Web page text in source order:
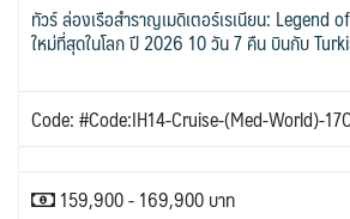
ทัวร์ ล่องเรือสำราญเมดิเตอร์เรเนียน: Legend
ใหม่ที่สุดในโลก ปี 2026 10 วัน 7 คืน บินกับ
Code: #Code:IH14-Cruise-(Med-World)-
159,900 - 169,900 บาท